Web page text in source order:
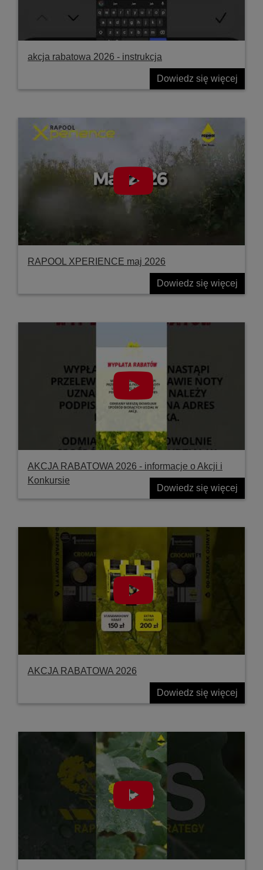
akcja rabatowa 2026 - instrukcja
Dowiedz się więcej
RAPOOL XPERIENCE maj 2026
Dowiedz się więcej
AKCJA RABATOWA 2026 - informacje o Akcji i
Konkursie
Dowiedz się więcej
AKCJA RABATOWA 2026
Dowiedz się więcej